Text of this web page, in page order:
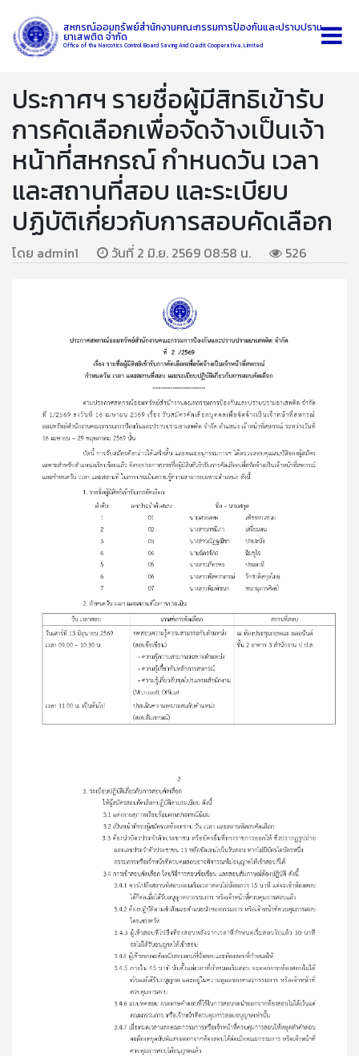
สหกรณ์ออมทรัพย์สำนักงานคณะกรรมการป้องกันและปราบปราม
ยาเสพติด จำกัด
Office of the Narcotics Control Board Saving And Credit Cooperative, Limited
ประกาศฯ รายชื่อผู้มีสิทธิเข้ารับ
การคัดเลือกเพื่อจัดจ้างเป็นเจ้า
หน้าที่สหกรณ์ กำหนดวัน เวลา
และสถานที่สอบ และระเบียบ
ปฏิบัติเกี่ยวกับการสอบคัดเลือก
โดย admin1 วันที่ 2 มิ.ย. 2569 08:58 น. 526